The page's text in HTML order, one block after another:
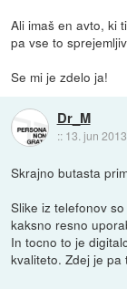
Ali imaš en avto, ki
pa vse to
Se mi je zdelo ja!
Dr_M
:: 13. jun
Skrajno butasta
Slike iz telefonov
kaksno resno
In tocno to je
kvaliteto. Zdej je pa